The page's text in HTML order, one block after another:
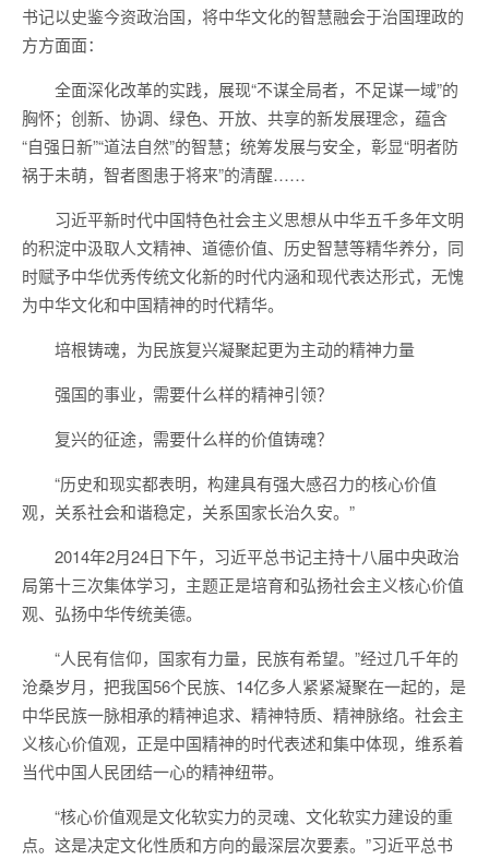
书记以史鉴今资政治国，将中华文化的智慧融会于治国理政的
方方面面：
全面深化改革的实践，展现“不谋全局者，不足谋一域”的
胸怀；创新、协调、绿色、开放、共享的新发展理念，蕴含
“自强日新”“道法自然”的智慧；统筹发展与安全，彰显“明者防
祸于未萌，智者图患于将来”的清醒……
习近平新时代中国特色社会主义思想从中华五千多年文明
的积淀中汲取人文精神、道德价值、历史智慧等精华养分，同
时赋予中华优秀传统文化新的时代内涵和现代表达形式，无愧
为中华文化和中国精神的时代精华。
培根铸魂，为民族复兴凝聚起更为主动的精神力量
强国的事业，需要什么样的精神引领？
复兴的征途，需要什么样的价值铸魂？
“历史和现实都表明，构建具有强大感召力的核心价值
观，关系社会和谐稳定，关系国家长治久安。”
2014年2月24日下午，习近平总书记主持十八届中央政治
局第十三次集体学习，主题正是培育和弘扬社会主义核心价值
观、弘扬中华传统美德。
“人民有信仰，国家有力量，民族有希望。”经过几千年的
沧桑岁月，把我国56个民族、14亿多人紧紧凝聚在一起的，是
中华民族一脉相承的精神追求、精神特质、精神脉络。社会主
义核心价值观，正是中国精神的时代表述和集中体现，维系着
当代中国人民团结一心的精神纽带。
“核心价值观是文化软实力的灵魂、文化软实力建设的重
点。这是决定文化性质和方向的最深层次要素。”习近平总书